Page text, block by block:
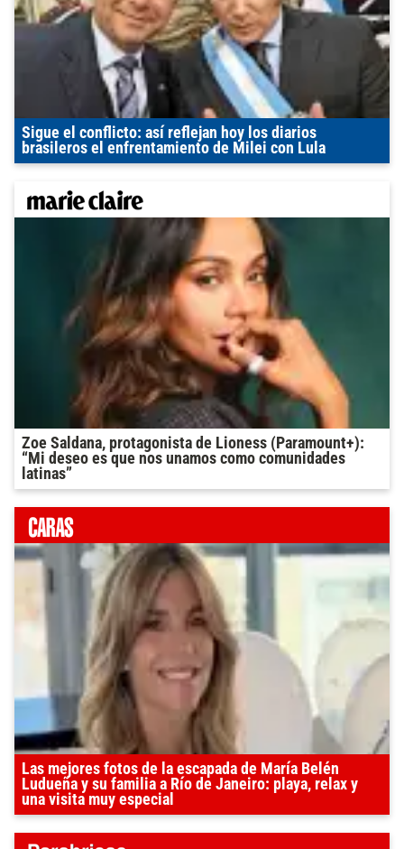
Sigue el conflicto: así reflejan hoy los diarios
brasileros el enfrentamiento de Milei con Lula
Zoe Saldana, protagonista de Lioness (Paramount+):
“Mi deseo es que nos unamos como comunidades
latinas”
Las mejores fotos de la escapada de María Belén
Ludueña y su familia a Río de Janeiro: playa, relax y
una visita muy especial